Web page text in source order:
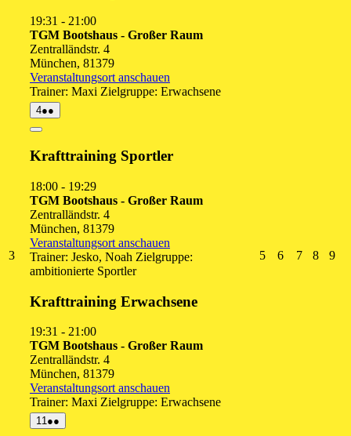
19:31 - 21:00
TGM Bootshaus - Großer Raum
Zentralländstr. 4
München, 81379
Veranstaltungsort anschauen
Trainer: Maxi Zielgruppe: Erwachsene
33.
August
44.
August
2026
●●
Veranstaltungen)
Close
Krafttraining Sportler
18:00 - 19:29
TGM Bootshaus - Großer Raum
Zentralländstr. 4
München, 81379
Veranstaltungsort anschauen
Trainer: Jesko, Noah Zielgruppe:
ambitionierte Sportler
Krafttraining Erwachsene
19:31 - 21:00
TGM Bootshaus - Großer Raum
Zentralländstr. 4
München, 81379
Veranstaltungsort anschauen
Trainer: Maxi Zielgruppe: Erwachsene
55.
66.
77.
88.
99.
1111.
August
●●
Veranstaltungen)